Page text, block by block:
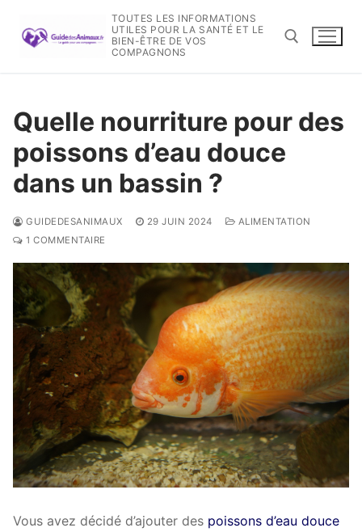
contenu
TOUTES LES INFORMATIONS
UTILES POUR LA SANTÉ ET LE
BIEN-ÊTRE DE VOS
COMPAGNONS
Quelle nourriture pour des
poissons d’eau douce
dans un bassin ?
GUIDEDESANIMAUX 29 JUIN 2024
ALIMENTATION
1 COMMENTAIRE
Vous avez décidé d’ajouter des poissons d’eau douce